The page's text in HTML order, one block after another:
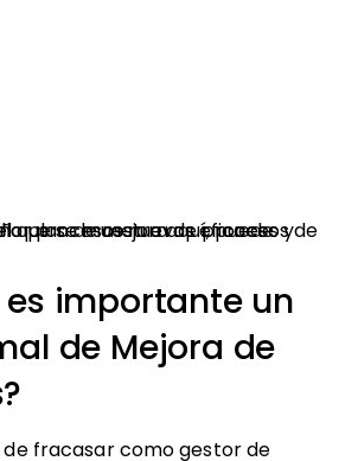
es importante un
de Mejora de
de fracasar como gestor de